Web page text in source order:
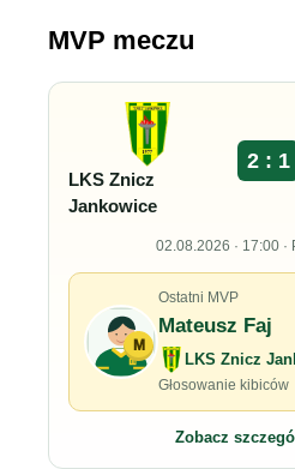
MVP meczu
LKS Znicz
Jankowice
2 : 1
02.08.2026 · 17:00 ·
M
Ostatni MVP
Mateusz Faj
LKS Znicz
Głosowanie kibiców
Zobacz